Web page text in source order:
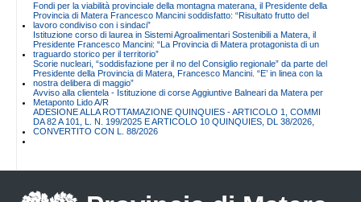
Fondi per la viabilità provinciale della montagna materana, il Presidente della
Provincia di Matera Francesco Mancini soddisfatto: “Risultato frutto del
lavoro condiviso con i sindaci”
Istituzione corso di laurea in Sistemi Agroalimentari Sostenibili a Matera, il
Presidente Francesco Mancini: “La Provincia di Matera protagonista di un
traguardo storico per il territorio”
Scorie nucleari, “soddisfazione per il no del Consiglio regionale” da parte del
Presidente della Provincia di Matera, Francesco Mancini. “E’ in linea con la
nostra delibera di maggio”
Avviso alla clientela - Istituzione di corse Aggiuntive Balneari da Matera per
Metaponto Lido A/R
ADESIONE ALLA ROTTAMAZIONE QUINQUIES - ARTICOLO 1, COMMI
DA 82 A 101, L. N. 199/2025 E ARTICOLO 10 QUINQUIES, DL 38/2026,
CONVERTITO CON L. 88/2026